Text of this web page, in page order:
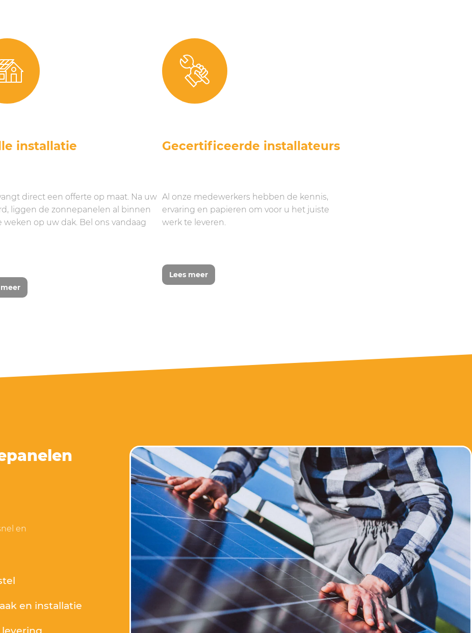
installatie
direct een offerte op maat. Na uw
liggen de zonnepanelen al binnen
weken op uw dak. Bel ons vandaag
meer
Gecertificeerde installateurs
Al onze medewerkers hebben de kennis,
ervaring en papieren om voor u het juiste
werk te leveren.
Lees meer
en
en installatie